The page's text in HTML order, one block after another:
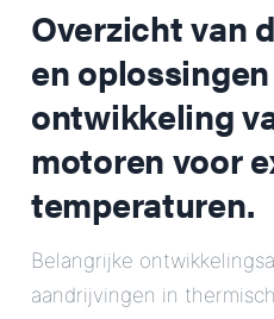
Overzicht van
en
ontwikkeling
motoren voor
temperaturen.
Belangrijke
aandrijvingen in